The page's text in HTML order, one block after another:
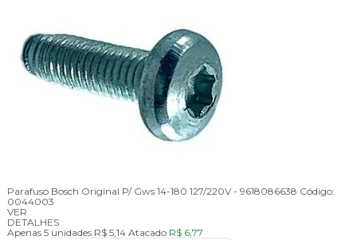
Parafuso Bosch Original P/ Gws 14-180 127/220V - 9618086638 Código:
0044003
VER
DETALHES
Apenas 5 unidades R$ 5,14 Atacado R$ 6,77